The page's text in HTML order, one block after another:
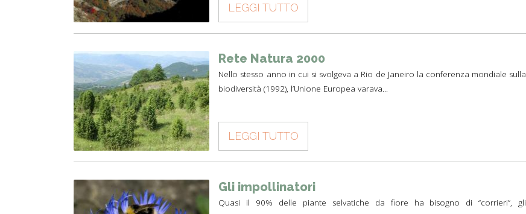
LEGGI TUTTO
Rete Natura 2000
Nello stesso anno in cui si svolgeva a Rio de Janeiro la conferenza mondiale sulla
biodiversità (1992), l’Unione Europea varava...
LEGGI TUTTO
Gli impollinatori
Quasi il 90% delle piante selvatiche da fiore ha bisogno di “corrieri”, gli